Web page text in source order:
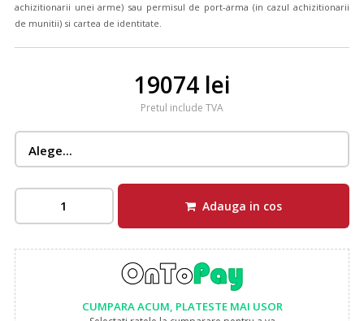
achizitionarii unei arme) sau permisul de port-arma (in cazul achizitionarii
de munitii) si cartea de identitate.
19074 lei
Pretul include TVA
Adauga in cos
CUMPARA ACUM, PLATESTE MAI USOR